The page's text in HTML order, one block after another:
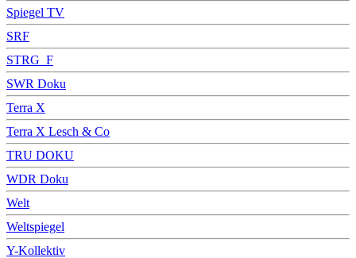
Spiegel TV
SRF
STRG_F
SWR Doku
Terra X
Terra X Lesch & Co
TRU DOKU
WDR Doku
Welt
Weltspiegel
Y-Kollektiv